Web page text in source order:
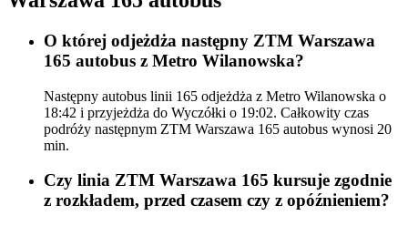
O której odjeżdża następny ZTM Warszawa
165 autobus z Metro Wilanowska?
Następny autobus linii 165 odjeżdża z Metro Wilanowska o
18:42 i przyjeżdża do Wyczółki o 19:02. Całkowity czas
podróży następnym ZTM Warszawa 165 autobus wynosi 20
min.
Czy linia ZTM Warszawa 165 kursuje zgodnie
z rozkładem, przed czasem czy z opóźnieniem?